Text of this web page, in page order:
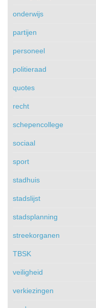
onderwijs
partijen
personeel
politieraad
quotes
recht
schepencollege
sociaal
sport
stadhuis
stadslijst
stadsplanning
streekorganen
TBSK
veiligheid
verkiezingen